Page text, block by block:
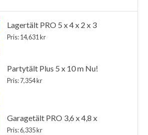
Lagertält PRO 5 x 4 x 2 x 3
Pris: 14,631 kr
Partytält Plus 5 x 10 m Nu!
Pris: 7,354 kr
Garagetält PRO 3,6 x 4,8 x
Pris: 6,335 kr